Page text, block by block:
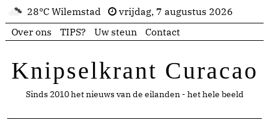
28°C Wilemstad
vrijdag, 7 augustus 2026
Over ons
TIPS? Uw steun Contact
Knipselkrant Curacao
Sinds 2010 het nieuws van de eilanden - het hele beeld